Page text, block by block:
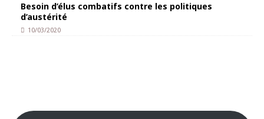
Besoin d’élus combatifs contre les politiques
d’austérité
10/03/2020